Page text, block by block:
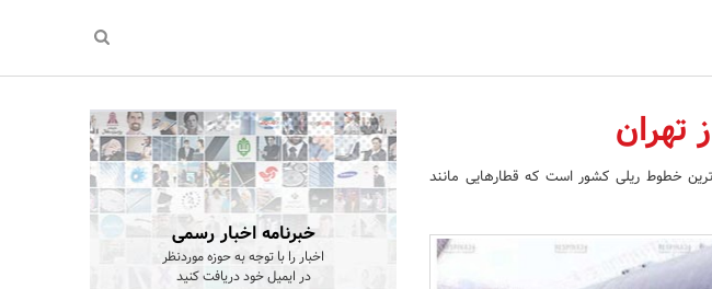
تهران
خطوط ریلی کشور است که قطارهایی مانند
خبرنامه اخبار رسمی
اخبار را با توجه به حوزه موردنظر
در ایمیل خود دریافت کنید